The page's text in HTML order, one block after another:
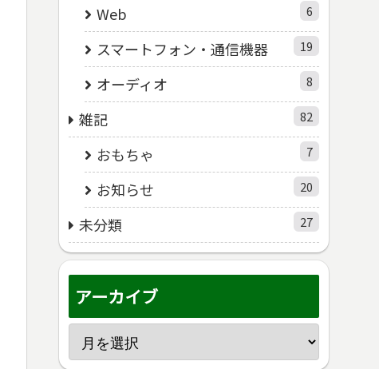
Web 6
スマートフォン・通信機器 19
オーディオ 8
雑記 82
おもちゃ 7
お知らせ 20
未分類 27
アーカイブ